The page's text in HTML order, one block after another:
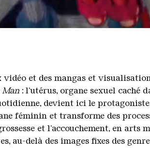
et des mangas et
Man : l'utérus, organe sexuel caché
devient ici le
féminin et transforme des
et l'accouchement, en arts
au-delà des images fixes des